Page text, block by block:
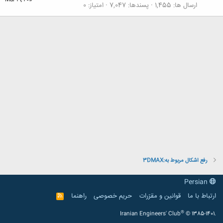
ارسال ها 1,455 پسندها 7,047 امتیاز 0
رفع اشکال مربوط به:3DMAX
ارتباط با ما
قوانین و مقرّرات حریم خصوصی راهنما
R
S
Iranian Engineers' Club® © 1385-1401.